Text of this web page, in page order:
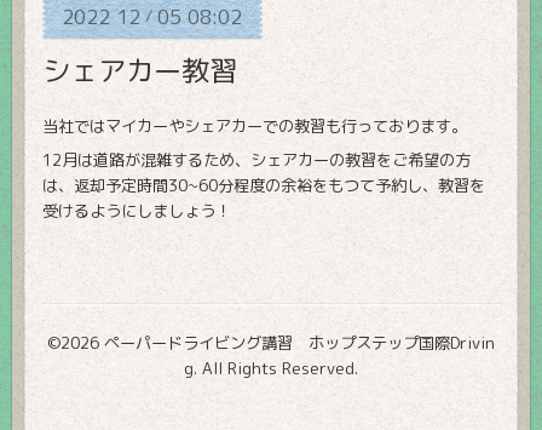
2022 12/05 08:02
シェアカー教習
当社ではマイカーやシェアカーでの教習も行っております。
12月は道路が混雑するため、シェアカーの教習をご希望の方
は、返却予定時間30~60分程度の余裕をもつて予約し、教習を
受けるようにしましょう！
©2026 ペーパードライビング講習 ホップステップ国際Drivin
g. All Rights Reserved.